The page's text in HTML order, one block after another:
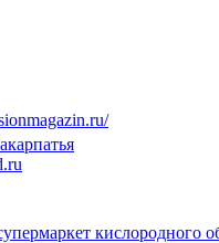
кислородного